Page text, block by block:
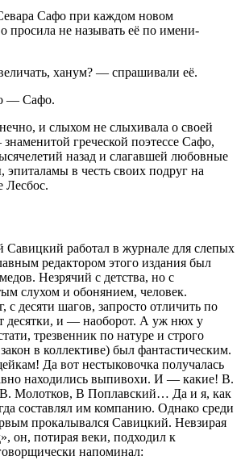
Сафо при каждом новом
просила не называть её по имени-
ханум? — спрашивали её.
— Сафо.
и слыхом не слыхивала о своей
греческой поэтессе Сафо,
назад и слагавшей любовные
в честь своих подруг на
Лесбос.
Савицкий работал в журнале для слепых
редактором этого издания был
Незрячий с детства, но с
слухом и обонянием, человек.
с десяти шагов, запросто отличить по
десятки, и — наоборот. А уж нюх у
трезвенник по натуре и строго
в коллективе) был фантастическим.
Да вот нестыковочка получалась
находились выпивохи. И — какие! В.
Молотков, В Поплавский… Да и я, как
составлял им компанию. Однако среди
прокалывался Савицкий. Невзирая
он, потирая веки, подходил к
напоминал: